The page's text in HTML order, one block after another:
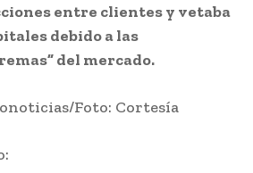
entre clientes y vetaba
debido a las
del mercado.
Foto: Cortesía